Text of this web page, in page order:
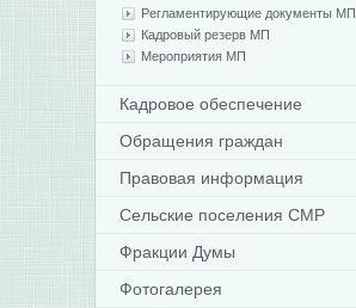
Регламентирующие документы МП
Кадровый резерв МП
Мероприятия МП
Кадровое обеспечение
Обращения граждан
Правовая информация
Сельские поселения СМР
Фракции Думы
Фотогалерея